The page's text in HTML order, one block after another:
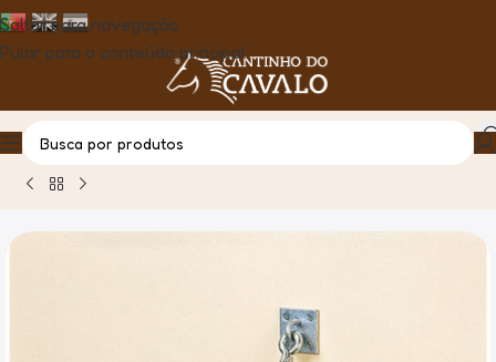
Saltar para navegação
Pular para o conteúdo principal
Casa Produto Mosquetão C/Placa P/Fixar na Parede